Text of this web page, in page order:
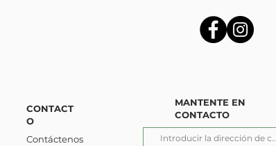
CONTACT
O
Contáctenos
MANTENTE EN
CONTACTO